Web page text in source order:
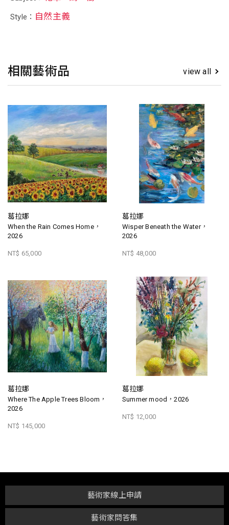
Style： 自然主義
相關藝術品 view all
葛拉娜
When the Rain Comes Home，
2026
NT$ 65,000
葛拉娜
Wisper Beneath the Water，
2026
NT$ 48,000
葛拉娜
Where The Apple Trees Bloom，
2026
NT$ 145,000
葛拉娜
Summer mood，2026
NT$ 12,000
藝術家問答集
藝術家線上申請